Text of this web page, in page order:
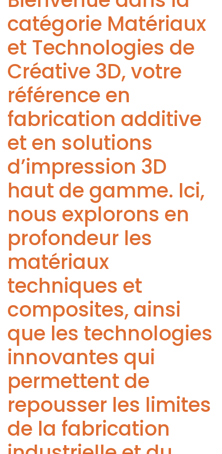
catégorie Matériaux
et Technologies de
Créative 3D, votre
référence en
fabrication additive
et en solutions
d’impression 3D
haut de gamme. Ici,
nous explorons en
profondeur les
matériaux
techniques et
composites, ainsi
que les technologies
innovantes qui
permettent de
repousser les limites
de la fabrication